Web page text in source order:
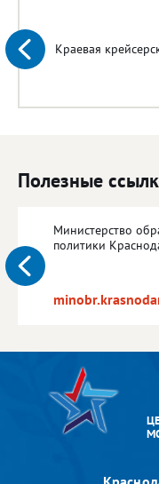
Краевая
Полезные
Министерство
политики